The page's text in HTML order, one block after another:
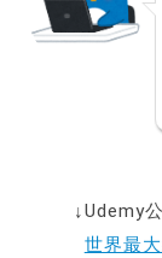
↓Udemy
世界最